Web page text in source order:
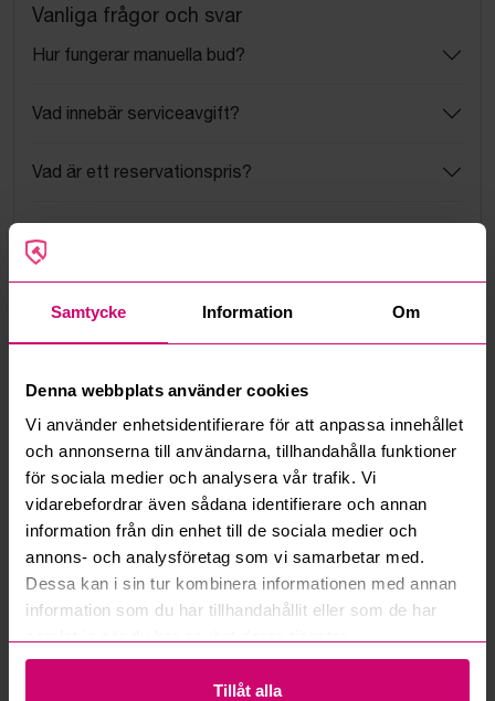
Samtycke Information Om
Denna webbplats använder cookies
Vi använder enhetsidentifierare för att anpassa innehållet
och annonserna till användarna, tillhandahålla funktioner
för sociala medier och analysera vår trafik. Vi
vidarebefordrar även sådana identifierare och annan
information från din enhet till de sociala medier och
annons- och analysföretag som vi samarbetar med.
Dessa kan i sin tur kombinera informationen med annan
information som du har tillhandahållit eller som de har
Tillåt alla
Vanliga frågor och svar
Hur fungerar manuella bud?
Vad innebär serviceavgift?
Vad är ett reservationspris?
Hur fungerar budmotorn?
Kan jag ångra ett bud?
Kan ni frakta mina vunna objekt?
Läs fler frågor och svar
Mer från samma kategori
Oanvänd Oanvänd